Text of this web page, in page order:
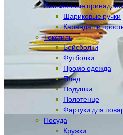
Письменные
Шариковые ручки
Карандаши
Текстиль
Бейсболки
Футболки
Промо одежда
Плед
Подушки
Полотенце
Фартуки для
Посуда
Кружки